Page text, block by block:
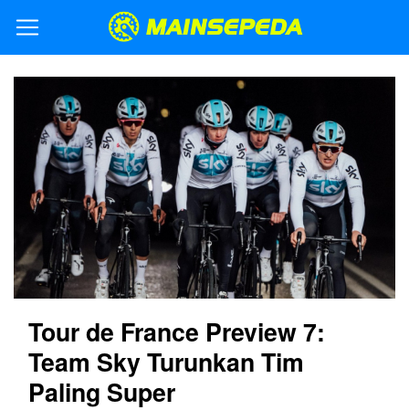
Tour de France Preview 7:
Team Sky Turunkan Tim
Paling Super